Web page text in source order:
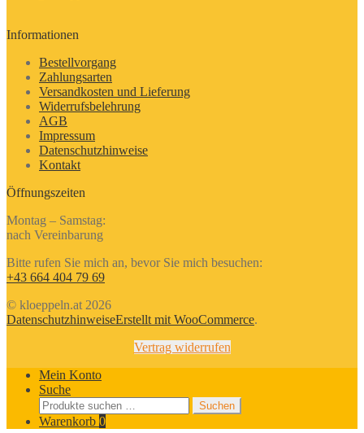
Informationen
Bestellvorgang
Zahlungsarten
Versandkosten und Lieferung
Widerrufsbelehrung
AGB
Impressum
Datenschutzhinweise
Kontakt
Öffnungszeiten
Montag – Samstag:
nach Vereinbarung
Bitte rufen Sie mich an, bevor Sie mich besuchen:
+43 664 404 79 69
© kloeppeln.at 2026
DatenschutzhinweiseErstellt mit WooCommerce.
Vertrag widerrufen
Mein Konto
Suche
Suchen
nach:
Suchen
Warenkorb 0